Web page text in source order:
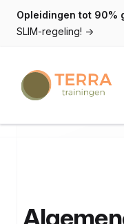
Opleidingen tot 90%
SLIM-regeling! →
Terra trainingen